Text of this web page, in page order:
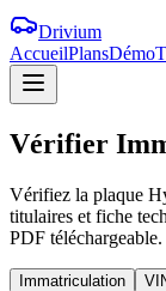
Drivium
AccueilPlansDémo
Vérifier
Vérifiez la plaque
titulaires et fiche
PDF téléchargeable.
Immatriculation